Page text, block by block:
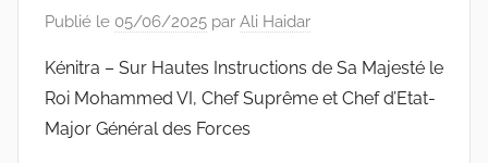
Publié le 05/06/2025 par Ali Haidar
Kénitra – Sur Hautes Instructions de Sa Majesté le
Roi Mohammed VI, Chef Suprême et Chef d’Etat-
Major Général des Forces